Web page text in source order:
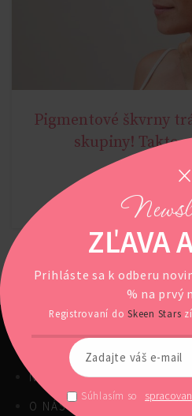
AGE
Pigmentové škvrny
skupiny! Takto
POKRAČOVAŤ
NAŠE PRODUKTY
O NÁS
ZĽAVA
Prihláste sa k odberu
% na prvý
Registrovaní do Skeen Stars
Súhlasím so